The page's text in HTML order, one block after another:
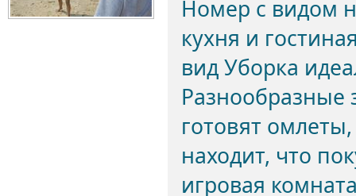
Номер с видом
кухня и
вид Уборка
Разнообразные
готовят
находит, что
игровая